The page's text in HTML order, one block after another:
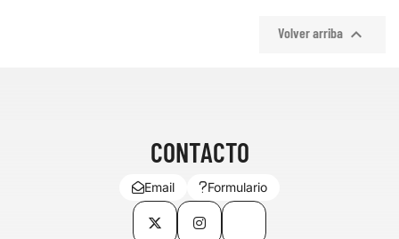
Volver arriba 
CONTACTO
Email Formulario
Twitter InstagramTikTok